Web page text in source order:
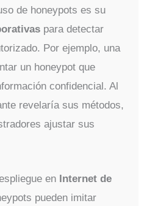
de honeypots es su
para detectar
Por ejemplo, una
un honeypot que
confidencial. Al
revelaría sus métodos,
ajustar sus
en Internet de
pueden imitar